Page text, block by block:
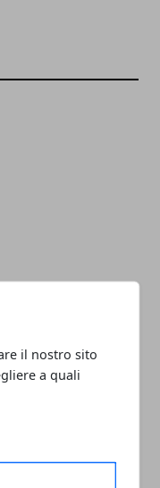
il nostro sito
a quali